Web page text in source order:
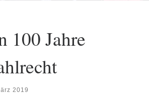
100 Jahre
2019